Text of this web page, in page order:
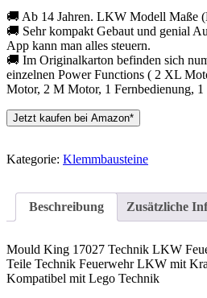
🚚 Ab 14 Jahren. LKW Modell Maße
🚚 Sehr kompakt Gebaut und genial
App kann man alles steuern.
🚚 Im Originalkarton befinden sich
einzelnen Power Functions ( 2 XL
Motor, 2 M Motor, 1 Fernbedienung, 1
Jetzt kaufen bei Amazon*
Kategorie: Klemmbausteine
Beschreibung Zusätzliche
Mould King 17027 Technik LKW
Teile Technik Feuerwehr LKW mit
Kompatibel mit Lego Technik